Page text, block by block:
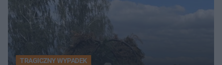
TRAGICZNY WYPADEK